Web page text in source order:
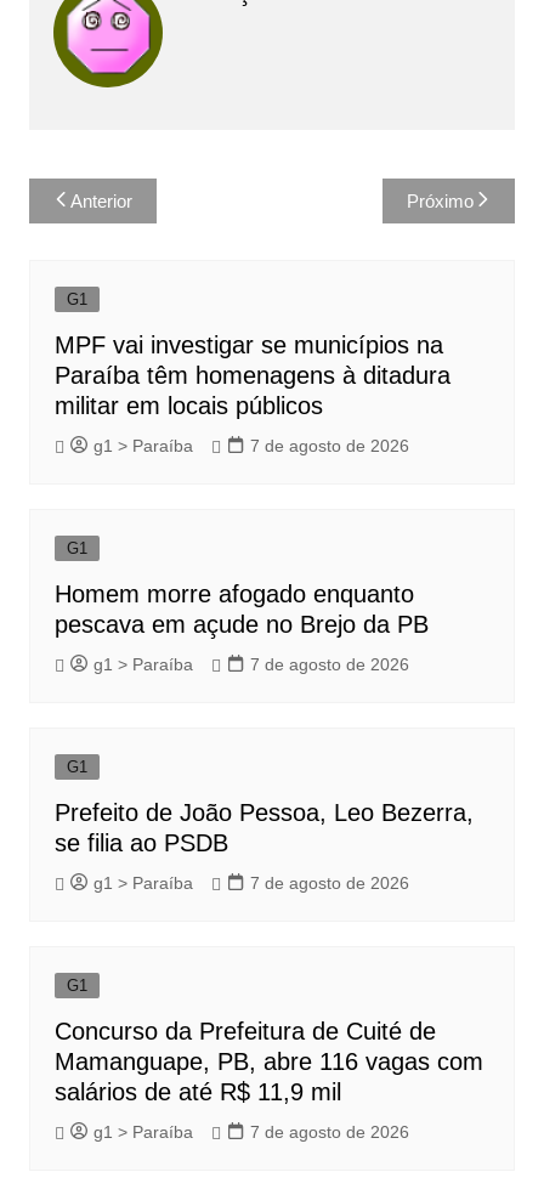
Navegação
de
Anterior Próximo
G1
MPF vai investigar se municípios na
Paraíba têm homenagens à ditadura
militar em locais públicos
g1 > Paraíba 7 de agosto de 2026
G1
Homem morre afogado enquanto
pescava em açude no Brejo da PB
g1 > Paraíba 7 de agosto de 2026
G1
Prefeito de João Pessoa, Leo Bezerra,
se filia ao PSDB
g1 > Paraíba 7 de agosto de 2026
G1
Concurso da Prefeitura de Cuité de
Mamanguape, PB, abre 116 vagas com
salários de até R$ 11,9 mil
g1 > Paraíba 7 de agosto de 2026